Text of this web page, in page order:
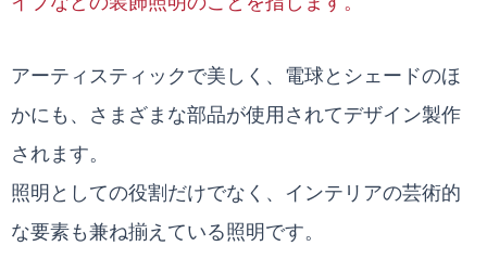
アーティスティックで美しく、電球とシェードのほ
かにも、さまざまな部品が使用されてデザイン製作
されます。
照明としての役割だけでなく、インテリアの芸術的
な要素も兼ね揃えている照明です。